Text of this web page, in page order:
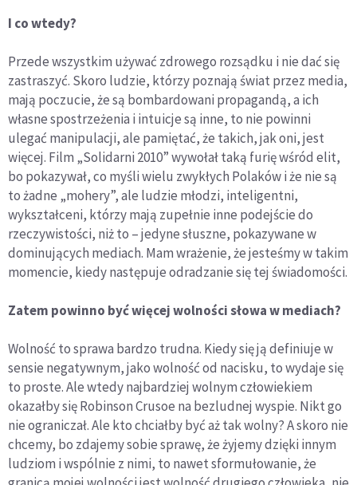
I co wtedy?
Przede wszystkim używać zdrowego rozsądku i nie dać się
zastraszyć. Skoro ludzie, którzy poznają świat przez media,
mają poczucie, że są bombardowani propagandą, a ich
własne spostrzeżenia i intuicje są inne, to nie powinni
ulegać manipulacji, ale pamiętać, że takich, jak oni, jest
więcej. Film „Solidarni 2010” wywołał taką furię wśród elit,
bo pokazywał, co myśli wielu zwykłych Polaków i że nie są
to żadne „mohery”, ale ludzie młodzi, inteligentni,
wykształceni, którzy mają zupełnie inne podejście do
rzeczywistości, niż to – jedyne słuszne, pokazywane w
dominujących mediach. Mam wrażenie, że jesteśmy w takim
momencie, kiedy następuje odradzanie się tej świadomości.
Zatem powinno być więcej wolności słowa w mediach?
Wolność to sprawa bardzo trudna. Kiedy się ją definiuje w
sensie negatywnym, jako wolność od nacisku, to wydaje się
to proste. Ale wtedy najbardziej wolnym człowiekiem
okazałby się Robinson Crusoe na bezludnej wyspie. Nikt go
nie ograniczał. Ale kto chciałby być aż tak wolny? A skoro nie
chcemy, bo zdajemy sobie sprawę, że żyjemy dzięki innym
ludziom i wspólnie z nimi, to nawet sformułowanie, że